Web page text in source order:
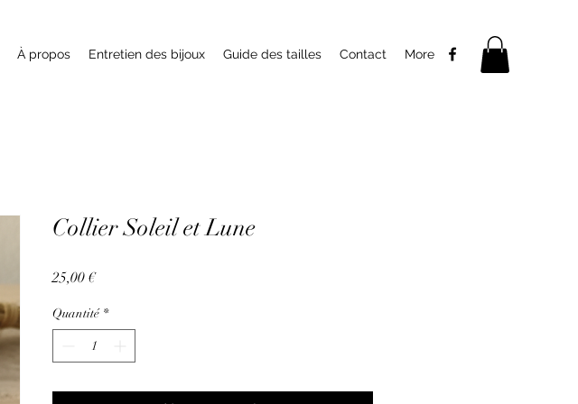
À propos Entretien des bijoux Guide des tailles Contact More
Collier Soleil et Lune
25,00 €Prix
Quantité *